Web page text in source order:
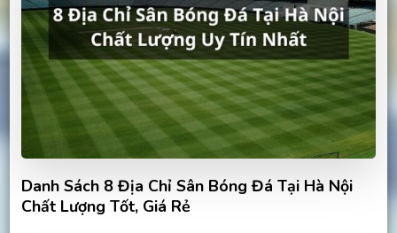
Danh Sách 8 Địa Chỉ Sân Bóng Đá Tại Hà Nội
Chất Lượng Tốt, Giá Rẻ